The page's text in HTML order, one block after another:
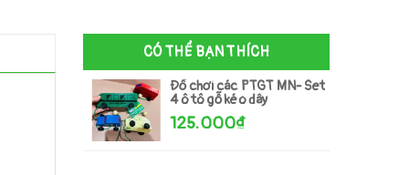
CÓ THỂ BẠN THÍCH
Đồ chơi các PTGT MN- Set
4 ô tô gỗ kéo dây
125.000₫